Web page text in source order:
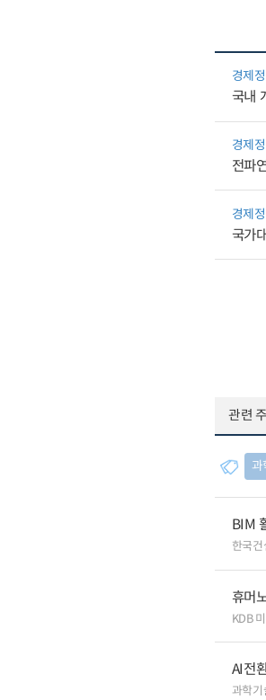
경제
국내
경제
전파
경제
국가
관련
과
BIM
한국
휴머
KDB
AI전
과학